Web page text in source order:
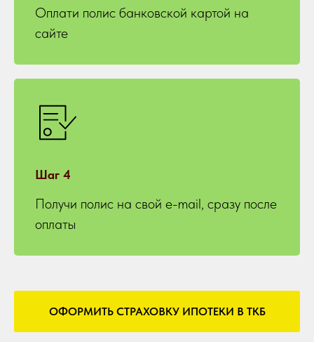
Оплати полис банковской картой на
сайте
Шаг 4
Получи полис на свой e-mail, сразу после
оплаты
ОФОРМИТЬ СТРАХОВКУ ИПОТЕКИ В ТКБ